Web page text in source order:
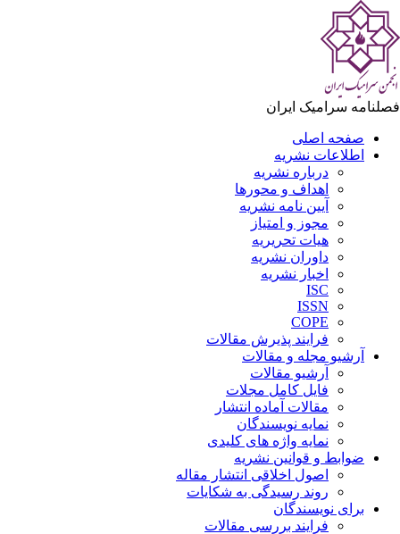
سرامیک ایران
صفحه اصلی
اطلاعات نشریه
درباره نشریه
اهداف و محورها
آیین نامه نشریه
مجوز و امتیاز
هیات تحریریه
داوران نشریه
اخبار نشریه
ISC
ISSN
COPE
فرایند پذیرش مقالات
آرشیو مجله و مقالات
آرشیو مقالات
فایل کامل مجلات
مقالات آماده انتشار
نمایه نویسندگان
نمایه واژه های کلیدی
ضوابط و قوانین نشریه
اصول اخلاقی انتشار مقاله
روند رسیدگی به شکایات
برای نویسندگان
فرایند بررسی مقالات